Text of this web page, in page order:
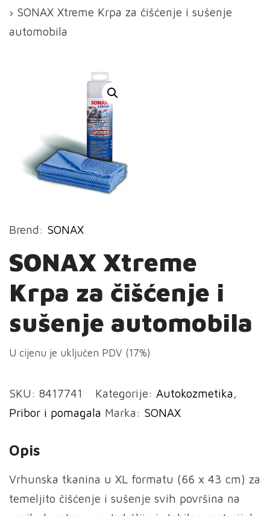
› SONAX Xtreme Krpa za čišćenje i sušenje
automobila
Brend: SONAX
SONAX Xtreme
Krpa za čišćenje i
sušenje automobila
U cijenu je uključen PDV (17%)
SKU: 8417741 Kategorije: Autokozmetika,
Pribor i pomagala Marka: SONAX
Opis
Vrhunska tkanina u XL formatu (66 x 43 cm) za
temeljito čišćenje i sušenje svih površina na